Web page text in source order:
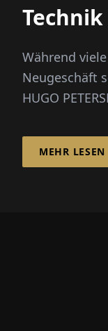
Während
Neugeschäft
HUGO
MEHR LESEN